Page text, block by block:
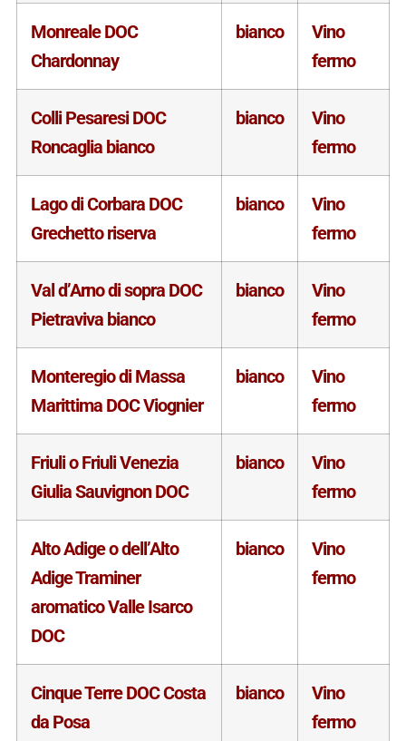
Monreale DOC
Chardonnay
bianco
Vino
fermo
Colli Pesaresi DOC
Roncaglia bianco
bianco
Vino
fermo
Lago di Corbara DOC
Grechetto riserva
bianco
Vino
fermo
Val d’Arno di sopra DOC
Pietraviva bianco
bianco
Vino
fermo
Monteregio di Massa
Marittima DOC Viognier
bianco
Vino
fermo
Friuli o Friuli Venezia
Giulia Sauvignon DOC
bianco
Vino
fermo
Alto Adige o dell’Alto
Adige Traminer
aromatico Valle Isarco
DOC
bianco
Vino
fermo
Cinque Terre DOC Costa
da Posa
bianco
Vino
fermo